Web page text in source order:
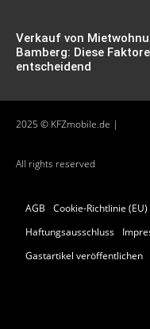
Verkauf von
Bamberg: Diese
entscheidend
2025 © KFZmobile.de |
All rights reserved
AGB Cookie-Richtlinie (EU)
Haftungsausschluss
Gastartikel veröffentlichen